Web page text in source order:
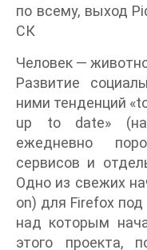
по всему, выход
СК
Человек —
Развитие
ними тенденций
up to date»
ежедневно
сервисов и
Одно из свежих
on) для Firefox
над которым
этого проекта,